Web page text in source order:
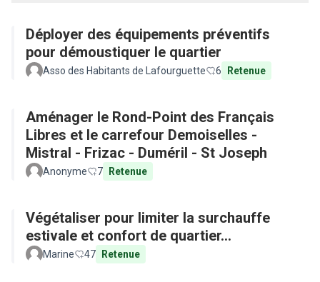
Déployer des équipements préventifs
pour démoustiquer le quartier
Asso des Habitants de Lafourguette 6 Retenue
Aménager le Rond-Point des Français
Libres et le carrefour Demoiselles -
Mistral - Frizac - Duméril - St Joseph
Anonyme 7 Retenue
Végétaliser pour limiter la surchauffe
estivale et confort de quartier...
Marine 47 Retenue